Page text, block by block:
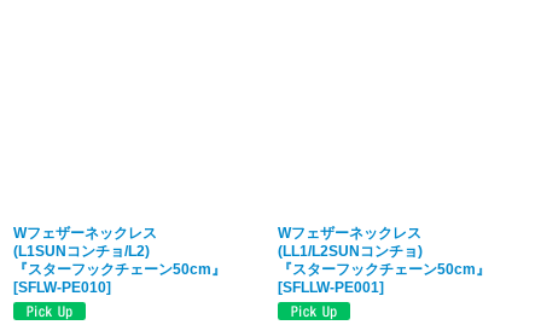
Wフェザーネックレス
(L1SUNコンチョ/L2)
『スターフックチェーン50cm』
[SFLW-PE010]
Wフェザーネックレス
(LL1/L2SUNコンチョ)
『スターフックチェーン50cm』
[SFLLW-PE001]